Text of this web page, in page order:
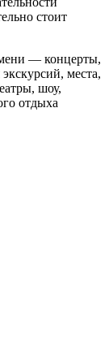
стоит
— концерты,
места,
шоу,
отдыха